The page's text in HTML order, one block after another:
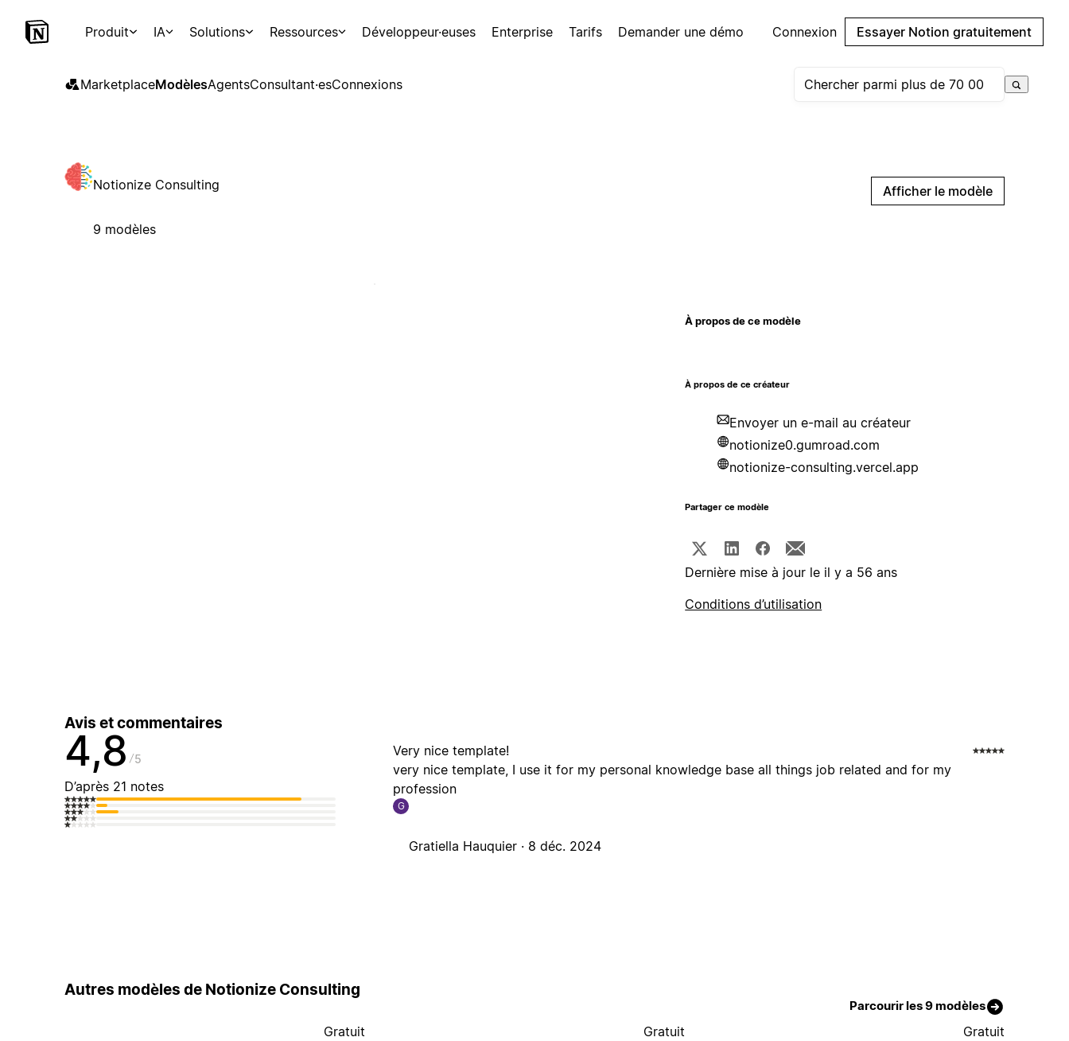
Produit IA Solutions Ressources Développeur·euses Enterprise Tarifs Demander une démo Connexion Essayer Notion gratuitement
MarketplaceModèlesAgentsConsultant·esConnexions
Notionize Consulting
9 modèles
Afficher le modèle
À propos de ce modèle
À propos de ce créateur
Envoyer un e-mail au créateur
notionize0.gumroad.com
notionize-consulting.vercel.app
Partager ce modèle
Dernière mise à jour le il y a 56 ans
Conditions d’utilisation
Avis et commentaires
4,8 5
D’après 21 notes
Very nice template!
very nice template, I use it for my personal knowledge base all things job related and for my
profession
G
Gratiella Hauquier · 8 déc. 2024
Autres modèles de Notionize Consulting
Parcourir les 9 modèles
Gratuit Gratuit Gratuit